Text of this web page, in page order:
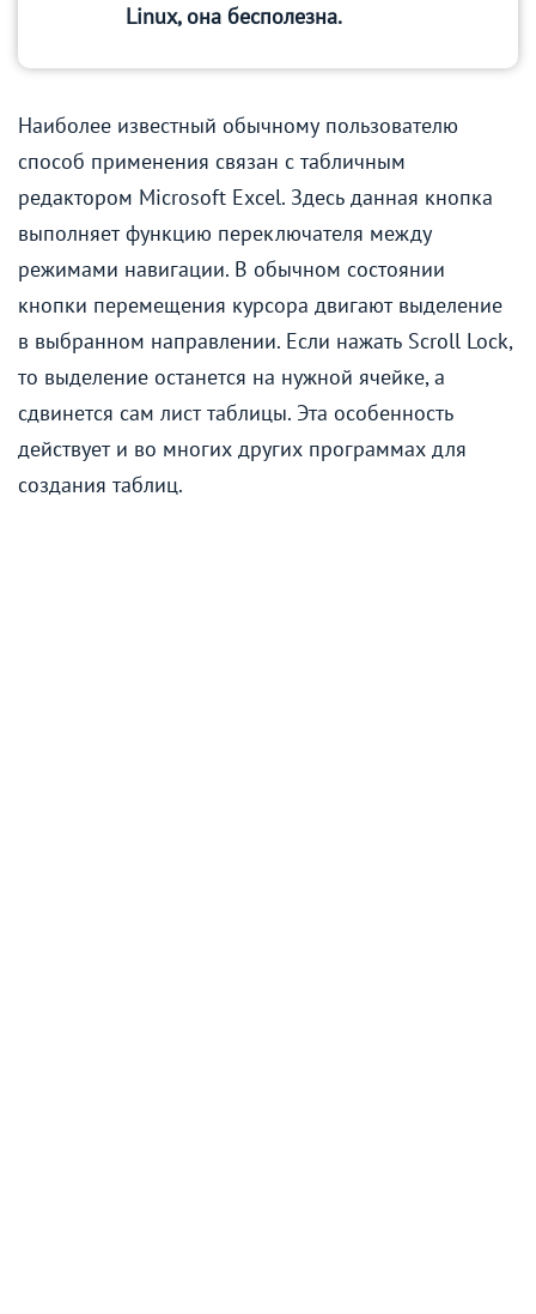
Linux, она бесполезна.
Наиболее известный обычному пользователю
способ применения связан с табличным
редактором Microsoft Excel. Здесь данная кнопка
выполняет функцию переключателя между
режимами навигации. В обычном состоянии
кнопки перемещения курсора двигают выделение
в выбранном направлении. Если нажать Scroll Lock,
то выделение останется на нужной ячейке, а
сдвинется сам лист таблицы. Эта особенность
действует и во многих других программах для
создания таблиц.